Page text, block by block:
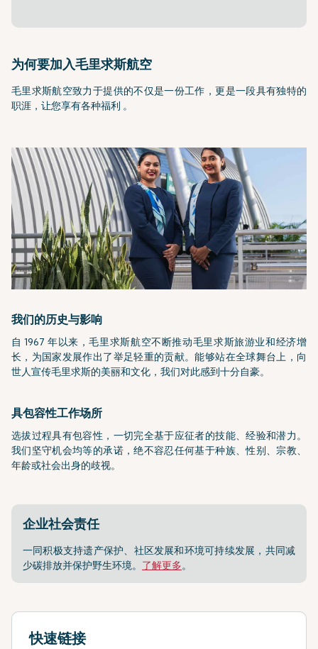
为何要加入毛里求斯航空
毛里求斯航空致力于提供的不仅是一份工作，更是一段具有独特的
职涯，让您享有各种福利 。
我们的历史与影响
自 1967 年以来，毛里求斯航空不断推动毛里求斯旅游业和经济增
长，为国家发展作出了举足轻重的贡献。能够站在全球舞台上，向
世人宣传毛里求斯的美丽和文化，我们对此感到十分自豪。
具包容性工作场所
选拔过程具有包容性，一切完全基于应征者的技能、经验和潜力。
我们坚守机会均等的承诺，绝不容忍任何基于种族、性别、宗教、
年龄或社会出身的歧视。
企业社会责任
一同积极支持遗产保护、社区发展和环境可持续发展，共同减
少碳排放并保护野生环境。 了解更多。
快速链接